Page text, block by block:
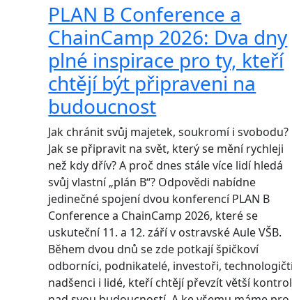
PLAN B Conference a
ChainCamp 2026: Dva dny
plné inspirace pro ty, kteří
chtějí být připraveni na
budoucnost
Jak chránit svůj majetek, soukromí i svobodu?
Jak se připravit na svět, který se mění rychleji
než kdy dřív? A proč dnes stále více lidí hledá
svůj vlastní „plán B“? Odpovědi nabídne
jedinečné spojení dvou konferencí PLAN B
Conference a ChainCamp 2026, které se
uskuteční 11. a 12. září v ostravské Aule VŠB.
Během dvou dnů se zde potkají špičkoví
odborníci, podnikatelé, investoři,
nadšenci i lidé, kteří chtějí převzít větší